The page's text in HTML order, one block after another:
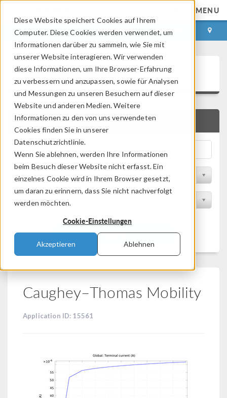
Diese Website speichert Cookies auf Ihrem
Computer. Diese Cookies werden verwendet, um
Informationen darüber zu sammeln, wie Sie mit
unserer Website interagieren. Wir verwenden
diese Informationen, um Ihre Browser-Erfahrung
zu verbessern und anzupassen, sowie für Analysen
und Messungen zu unseren Besuchern auf dieser
Website und anderen Medien. Weitere
Informationen zu den von uns verwendeten
Cookies finden Sie in unserer
Datenschutzrichtlinie.
Wenn Sie ablehnen, werden Ihre Informationen
beim Besuch dieser Website nicht erfasst. Ein
einzelnes Cookie wird in Ihrem Browser gesetzt,
um daran zu erinnern, dass Sie nicht nachverfolgt
werden möchten.
Cookie-Einstellungen
Akzeptieren Ablehnen
MENU
ANMELDEN KONTAKT
Application Gallery
SCHNELLSUCHE
Nach Themenbereich filtern
Nach Produkt filtern
Filtern
Caughey–Thomas Mobility
Application ID: 15561